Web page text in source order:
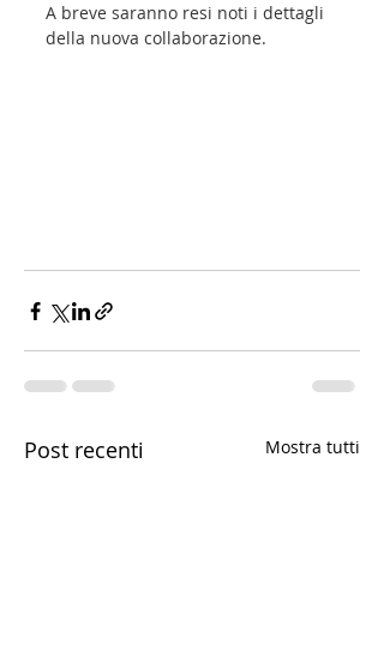
A breve saranno resi noti i dettagli
della nuova collaborazione.
Post recenti Mostra tutti